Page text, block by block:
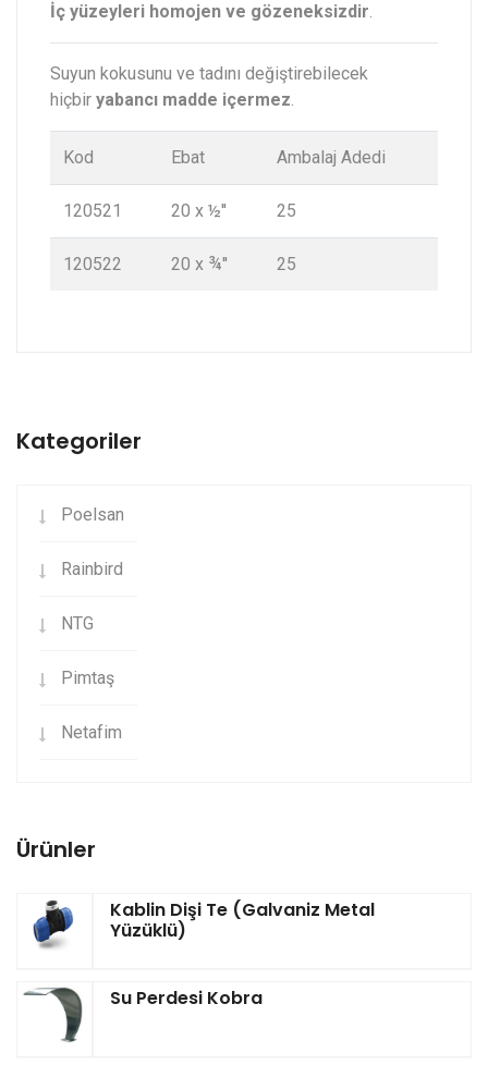
İç yüzeyleri homojen ve gözeneksizdir.
Suyun kokusunu ve tadını değiştirebilecek
hiçbir yabancı madde içermez.
Kod Ebat Ambalaj Adedi
120521 20 x ½'' 25
120522 20 x ¾'' 25
Kategoriler
Poelsan
Rainbird
NTG
Pimtaş
Netafim
Ürünler
Kablin Dişi Te (Galvaniz Metal
Yüzüklü)
Su Perdesi Kobra